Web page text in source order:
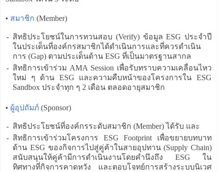
• สมาชิก (Member)
- สิทธิประโยชน์ในการทวนสอบ (Verify) ข้อมูล ESG ประจำปี
ในประเด็นที่องค์กรสมาชิกได้ดำเนินการและที่ควรดำเนิน
การ (Gap) ตามประเด็นด้าน ESG ที่เป็นมาตรฐานสากล
- สิทธิการเข้าร่วม AMA Session เพื่อรับทราบความเคลื่อนไหว
ใหม่ ๆ ด้าน ESG และความคืบหน้าของโครงการใน ESG
Sandbox ประจำทุก ๆ 2 เดือน ตลอดอายุสมาชิก
• ผู้อุปถัมภ์ (Sponsor)
- สิทธิประโยชน์ที่องค์กรระดับสมาชิก (Member) ได้รับ และ
- สิทธิการเข้าร่วมโครงการ ESG Footprint เพื่อขยายบทบาท
ด้าน ESG ของกิจการไปสู่คู่ค้าในสายอุปทาน (Supply Chain)
สนับสนุนให้คู่ค้ามีการดำเนินงานโดยคำนึงถึง ESG ใน
ทิศทางที่กิจการคาดหวัง และตอบโจทย์การสร้างระบบนิเวศ